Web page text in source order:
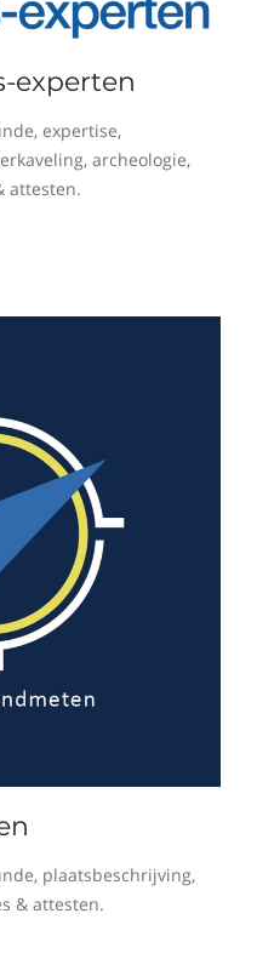
experten
expertise,
archeologie,
attesten.
plaatsbeschrijving,
& attesten.